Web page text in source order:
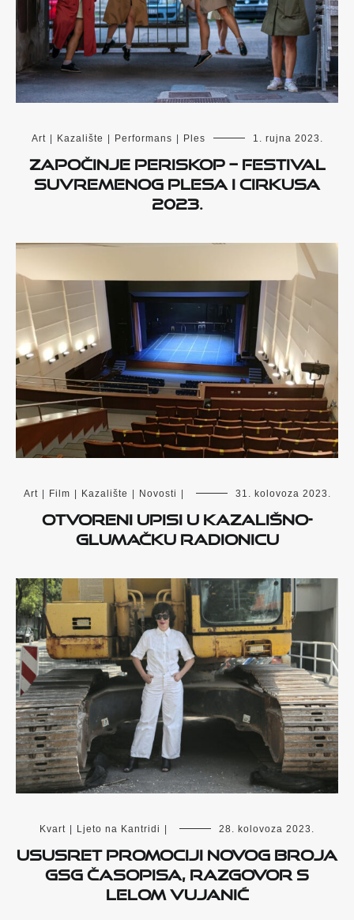
Art | Kazalište | Performans | Ples 1. rujna 2023.
Započinje PERISKOP – Festival
suvremenog plesa i cirkusa
2023.
Art | Film | Kazalište | Novosti | 31. kolovoza 2023.
Otvoreni upisi u kazališno-
glumačku radionicu
Kvart | Ljeto na Kantridi | 28. kolovoza 2023.
Ususret promociji novog broja
GSG časopisa, razgovor s
Lelom Vujanić